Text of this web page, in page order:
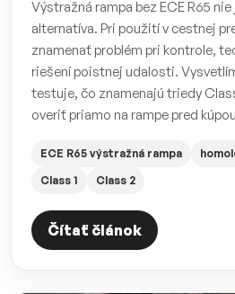
Výstražná rampa bez ECE R65
alternatíva. Pri použití v cestnej
znamenať problém pri kontrole,
riešení poistnej udalosti.
testuje, čo znamenajú triedy
overiť priamo na rampe pred
ECE R65 výstražná rampa
Class 1
Class 2
Čítať článok